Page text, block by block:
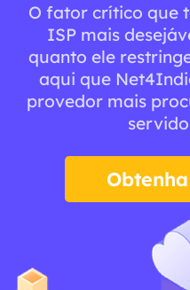
O fator crítico que
ISP mais
quanto ele
aqui que
provedor mais